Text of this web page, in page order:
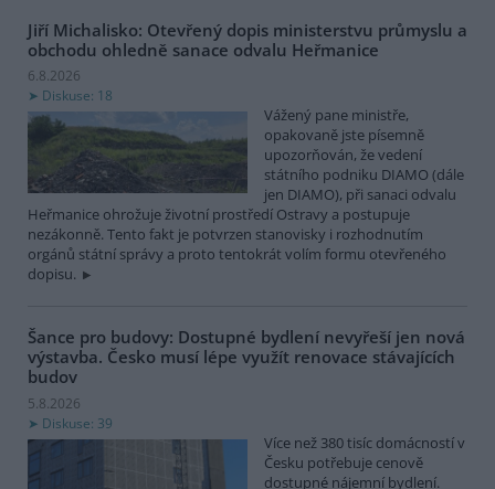
Jiří Michalisko: Otevřený dopis ministerstvu průmyslu a
obchodu ohledně sanace odvalu Heřmanice
6.8.2026
Diskuse: 18
Vážený pane ministře,
opakovaně jste písemně
upozorňován, že vedení
státního podniku DIAMO (dále
jen DIAMO), při sanaci odvalu
Heřmanice ohrožuje životní prostředí Ostravy a postupuje
nezákonně. Tento fakt je potvrzen stanovisky i rozhodnutím
orgánů státní správy a proto tentokrát volím formu otevřeného
dopisu.
Šance pro budovy: Dostupné bydlení nevyřeší jen nová
výstavba. Česko musí lépe využít renovace stávajících
budov
5.8.2026
Diskuse: 39
Více než 380 tisíc domácností v
Česku potřebuje cenově
dostupné nájemní bydlení.